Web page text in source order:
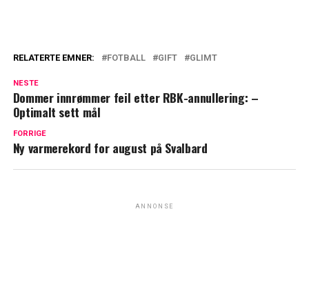
RELATERTE EMNER: FOTBALL GIFT GLIMT
NESTE
Dommer innrømmer feil etter RBK-annullering: –
Optimalt sett mål
FORRIGE
Ny varmerekord for august på Svalbard
ANNONSE